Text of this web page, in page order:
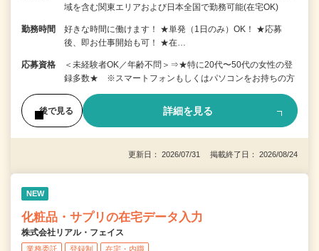
域を含む関東エリアおよび日本全国で勤務可能(在宅OK)
勤務時間
好きな時間に働けます！ ★単発（1日のみ）OK！ ★応募
後、即お仕事開始も可！ ★在…
応募資格
＜未経験者OK／年齢不問＞⇒★特に20代〜50代の女性の登
録多数★ ※スマートフォンもしくはパソコンをお持ちの方
後で見る 詳細を見る
更新日： 2026/07/31 掲載終了日： 2026/08/24
NEW
化粧品・サプリの在宅データ入力
株式会社リアル・フェイス
業務委託 登録制 在宅・内職